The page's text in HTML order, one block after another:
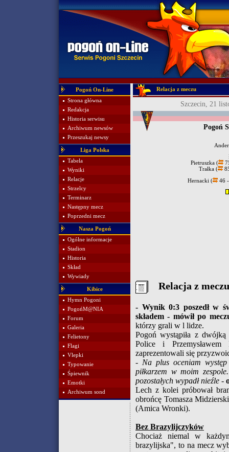
Pogoń On-Line
Strona główna
Redakcja
Historia serwisu
Archiwum newsów
Przeszukaj newsy
Liga Polska
Tabela
Wyniki
Relacje
Strzelcy
Terminarz
Następny mecz
Poprzedni mecz
Nasza Pogoń
Ogólne informacje
Stadion
Historia
Skład
Wywiady
Kibice
Hymn Pogoni
PogońM@NIA
Forum
Galeria
Felietony
Flagi
Vlepki
Typowanie
Śpiewnik
Emotki
Archiwum sond
Relacja z meczu
Szczecin, 21
Pogoń
Pietruszka (
Trałka (
Hernacki ( 46
Relacja z meczu
- Wynik 0:3 poszedł w
składem - mówił po
którzy grali w l lidze.
Pogoń wystąpiła z
Police i
zaprezentowali się
- Na plus oceniam
piłkarzem w moim
pozostałych wypadł nieźle -
Lech z kolei próbował
obrońcę Tomasza
(Amica Wronki).
Bez Brazylijczyków
Chociaż niemal w
brazylijska", to na mecz